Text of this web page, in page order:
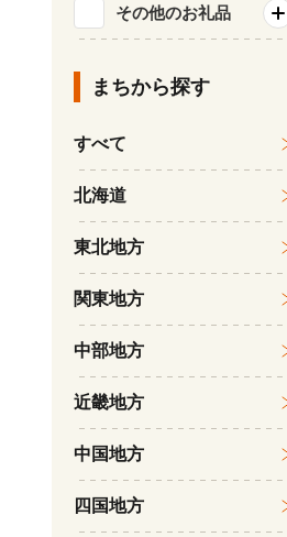
その他のお礼品
まちから探す
すべて
北海道
東北地方
関東地方
中部地方
近畿地方
中国地方
四国地方